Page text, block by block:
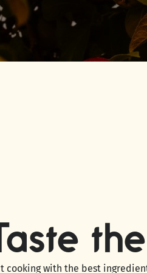
cooking with the best